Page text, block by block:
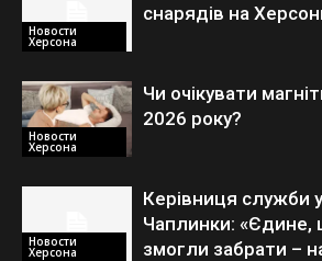
Новости
Херсона
снарядів на
Новости
Херсона
Чи очікувати
2026 року?
Новости
Херсона
Керівниця служби
Чаплинки: «Єдине,
змогли забрати –